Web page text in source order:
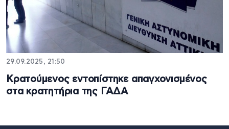
29.09.2025, 21:50
Κρατούμενος εντοπίστηκε απαγχονισμένος
στα κρατητήρια της ΓΑΔΑ